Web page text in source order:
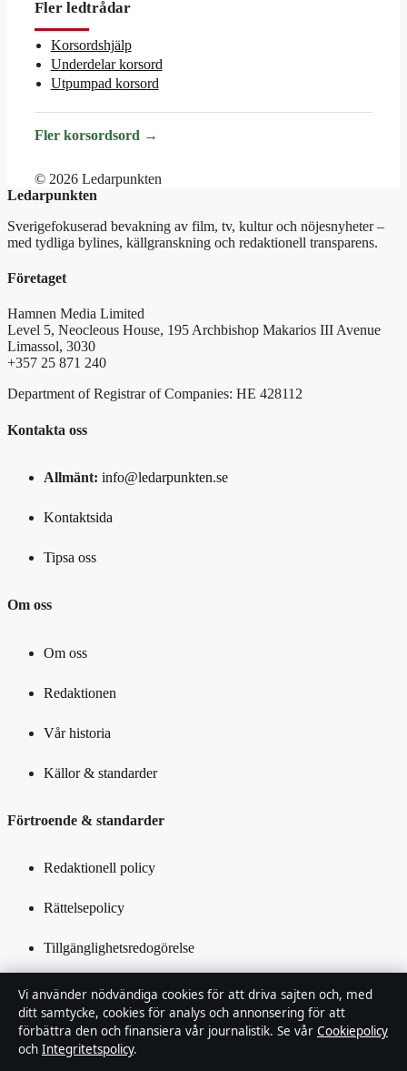
Fler ledtrådar
Korsordshjälp
Underdelar korsord
Utpumpad korsord
Fler korsordsord →
© 2026 Ledarpunkten
Ledarpunkten
Sverigefokuserad bevakning av film, tv, kultur och nöjesnyheter –
med tydliga bylines, källgranskning och redaktionell transparens.
Företaget
Hamnen Media Limited
Level 5, Neocleous House, 195 Archbishop Makarios III Avenue
Limassol, 3030
+357 25 871 240
Department of Registrar of Companies: HE 428112
Kontakta oss
Allmänt: info@ledarpunkten.se
Kontaktsida
Tipsa oss
Om oss
Om oss
Redaktionen
Vår historia
Källor & standarder
Förtroende & standarder
Redaktionell policy
Rättelsepolicy
Tillgänglighetsredogörelse
Integritetspolicy
Kändisar & integritet
Vi använder nödvändiga cookies för att driva sajten och, med
ditt samtycke, cookies för analys och annonsering för att
förbättra den och finansiera vår journalistik. Se vår Cookiepolicy
och Integritetspolicy.